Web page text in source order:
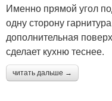
Именно прямой угол
одну сторону
дополнительная
сделает кухню теснее.
читать дальше →